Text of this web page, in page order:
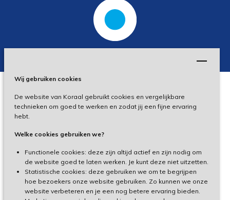
Wij gebruiken cookies
De website van Koraal gebruikt cookies en vergelijkbare
technieken om goed te werken en zodat jij een fijne ervaring
hebt.
Welke cookies gebruiken we?
Functionele cookies: deze zijn altijd actief en zijn nodig om
de website goed te laten werken. Je kunt deze niet uitzetten.
Statistische cookies: deze gebruiken we om te begrijpen
hoe bezoekers onze website gebruiken. Zo kunnen we onze
website verbeteren en je een nog betere ervaring bieden.
Privacy
Toegankelijkheid
Cliëntenportaal